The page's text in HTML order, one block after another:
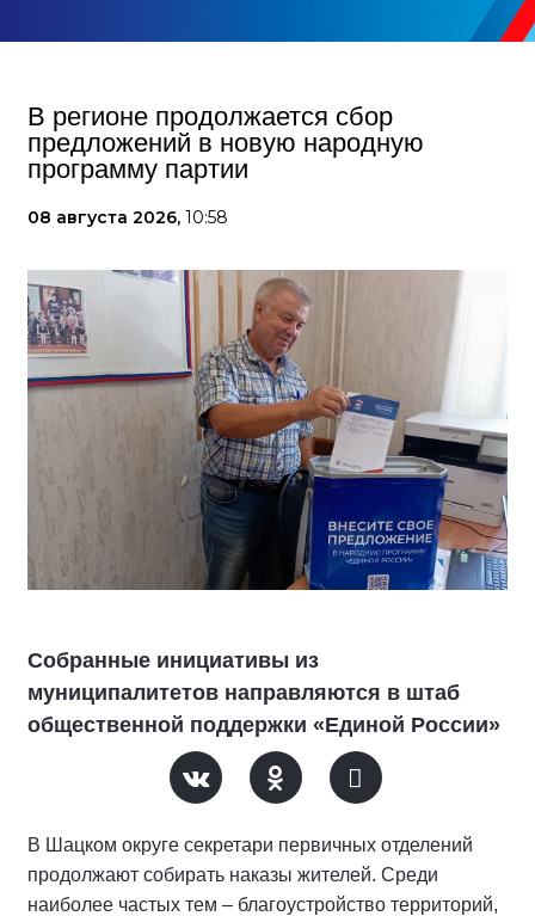
В регионе продолжается сбор
предложений в новую народную
программу партии
08 августа 2026, 10:58
Собранные инициативы из
муниципалитетов направляются в штаб
общественной поддержки «Единой России»
В Шацком округе секретари первичных отделений
продолжают собирать наказы жителей. Среди
наиболее частых тем – благоустройство территорий,